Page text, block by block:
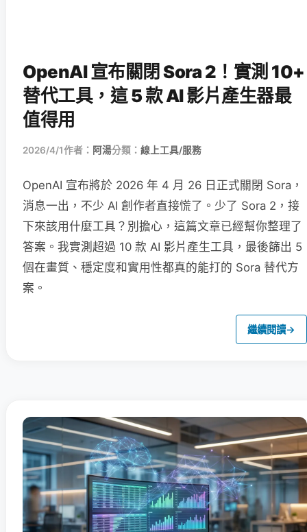
OpenAI 宣布關閉 Sora 2！實測 10+
替代工具，這 5 款 AI 影片產生器最
值得用
2026/4/1作者： 阿湯分類： 線上工具/服務
OpenAI 宣布將於 2026 年 4 月 26 日正式關閉 Sora，
消息一出，不少 AI 創作者直接慌了。少了 Sora 2，接
下來該用什麼工具？別擔心，這篇文章已經幫你整理了
答案。我實測超過 10 款 AI 影片產生工具，最後篩出 5
個在畫質、穩定度和實用性都真的能打的 Sora 替代方
案。
繼續閱讀→